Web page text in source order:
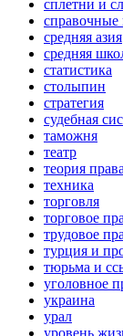
сплетни и
справочные
средняя азия
средняя
статистика
столыпин
стратегия
судебная
таможня
театр
теория
техника
торговля
торговое
трудовое
турция и
тюрьма и
уголовное
украина
урал